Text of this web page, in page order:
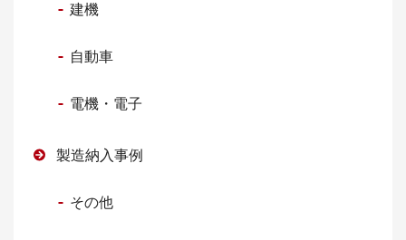
建機
自動車
電機・電子
製造納入事例
その他